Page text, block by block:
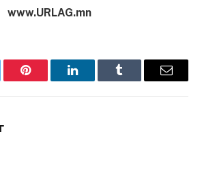
www.URLAG.mn
Pinterest LinkedInTumblr Имэйл